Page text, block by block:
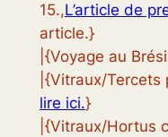
15.,L’article de
article.}
|{Voyage au
|{Vitraux/
lire ici.}
|{Vitraux/Hortus